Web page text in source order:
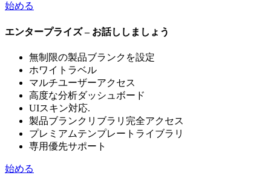
始める
エンタープライズ – お話ししましょう
無制限の製品ブランクを設定
ホワイトラベル
マルチユーザーアクセス
高度な分析ダッシュボード
UIスキン対応.
製品ブランクリブラリ完全アクセス
プレミアムテンプレートライブラリ
専用優先サポート
始める